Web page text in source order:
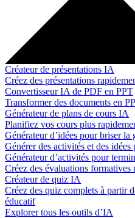
Créateur de présentations IA
Créez des présentations
Convertisseur IA de PDF en PPT
Transformer des documents en
Générateur de plans de cours IA
Planifiez vos cours plus
Générateur d’idées pour briser la
Générer des activités et des
Générateur d’activités pour
Créez des évaluations formatives
Créateur de quiz IA
Créez des quiz complets à partir
éducatif
Explorer tous les outils d’IA